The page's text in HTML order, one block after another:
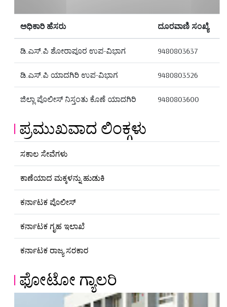
ಅಧಿಕಾರಿ ಹೆಸರು ದೂರವಾಣಿ ಸಂಖ್ಯೆ
ಡಿ.ಎಸ್.ಪಿ ಶೋರಾಪೂರ ಉಪ-ವಿಭಾಗ 9480803637
ಡಿ.ಎಸ್.ಪಿ ಯಾದಗಿರಿ ಉಪ-ವಿಭಾಗ 9480803526
ಜಿಲ್ಲಾ ಪೊಲೀಸ್ ನಿಸ್ತಂತು ಕೊಣೆ ಯಾದಗಿರಿ 9480803600
ಪ್ರಮುಖವಾದ ಲಿಂಕ್ಗಳು
ಸಕಾಲ ಸೇವೆಗಳು
ಕಾಣೆಯಾದ ಮಕ್ಕಳನ್ನು ಹುಡುಕಿ
ಕರ್ನಾಟಕ ಪೊಲೀಸ್
ಕರ್ನಾಟಕ ಗೃಹ ಇಲಾಖೆ
ಕರ್ನಾಟಕ ರಾಜ್ಯ ಸರಕಾರ
ಫೋಟೋ ಗ್ಯಾಲರಿ